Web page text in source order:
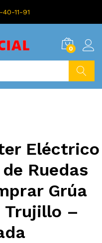
11-91
0
Eléctrico
Ruedas
Grúa
Trujillo –